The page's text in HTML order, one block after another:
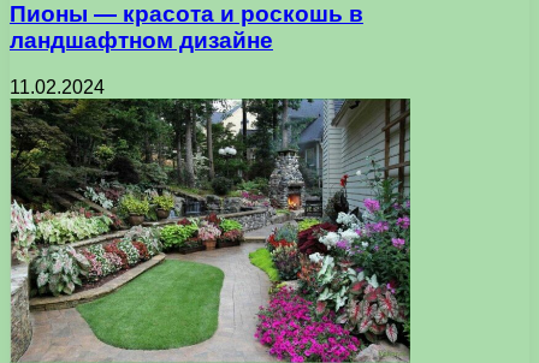
Пионы — красота и роскошь в
ландшафтном дизайне
11.02.2024